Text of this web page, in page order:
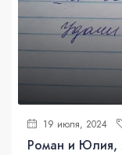
19 июля, 2024
Роман и Юлия,